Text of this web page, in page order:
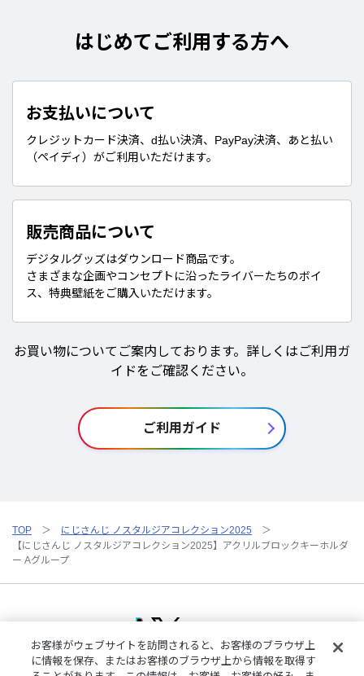
はじめてご利用する方へ
お支払いについて
クレジットカード決済、d払い決済、PayPay決済、あと払い
（ペイディ）がご利用いただけます。
販売商品について
デジタルグッズはダウンロード商品です。
さまざまな企画やコンセプトに沿ったライバーたちのボイ
ス、特典壁紙をご購入いただけます。
お買い物についてご案内しております。詳しくはご利用ガ
イドをご確認ください。
ご利用ガイド
TOP
にじさんじ ノスタルジアコレクション2025
【にじさんじ ノスタルジアコレクション2025】アクリルブロックキーホルダ
ー Aグループ
お客様がウェブサイトを訪問されると、お客様のブラウザ上
に情報を保存、またはお客様のブラウザ上から情報を取得す